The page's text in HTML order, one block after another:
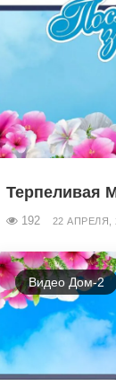
Терпеливая
192 22 АПРЕЛЯ,
Видео Дом-2